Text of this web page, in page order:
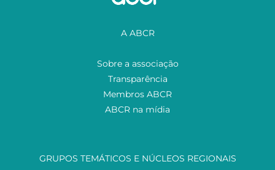
A ABCR
Sobre a associação
Transparência
Membros ABCR
ABCR na mídia
GRUPOS TEMÁTICOS E NÚCLEOS REGIONAIS